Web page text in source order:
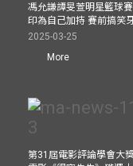
馮允謙譚旻萱明星籃球
印為自己加持 賽前搞笑
2025-03-25
More
第31屆電影評論學會大